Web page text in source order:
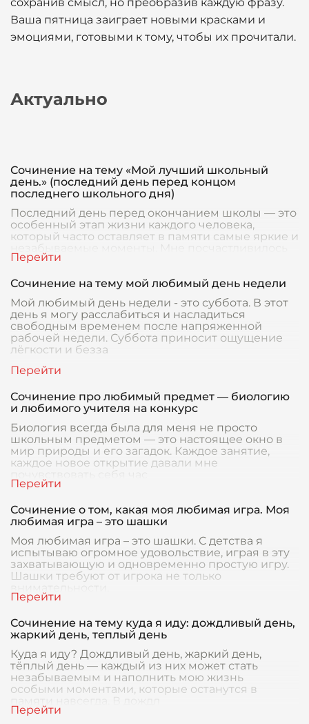
Ваша пятница заиграет новыми красками и
эмоциями, готовыми к тому, чтобы их прочитали.
Актуально
Сочинение на тему «Мой лучший школьный
день.» (последний день перед концом
последнего школьного дня)
Последний день перед окончанием школы — это
особенный этап жизни каждого человека,
который часто оставляет в памяти самые яркие и
незабываемые моменты. Мне посчастливилось
пережить
Сочинение на тему мой любимый день недели
Мой любимый день недели - это суббота. В этот
день я могу расслабиться и насладиться
свободным временем после напряженной
рабочей недели. Суббота приносит ощущение
лёгкости и безза
Сочинение про любимый предмет — биологию
и любимого учителя на конкурс
Биология всегда была для меня не просто
школьным предметом — это настоящее окно в
мир природы и его загадок. Каждое занятие,
каждое новое открытие давали мне
почувствовать себя час
Сочинение о том, какая моя любимая игра. Моя
любимая игра – это шашки
Моя любимая игра – это шашки. С детства я
испытываю огромное удовольствие, играя в эту
захватывающую и одновременно простую игру.
Шашки требуют от игрока не только
Сочинение на тему куда я иду: дождливый день,
жаркий день, теплый день
Куда я иду? Дождливый день, жаркий день,
тёплый день — каждый из них может стать
незабываемым и наполнить мою жизнь
особыми моментами, которые останутся в
памяти навсегда. В дождл